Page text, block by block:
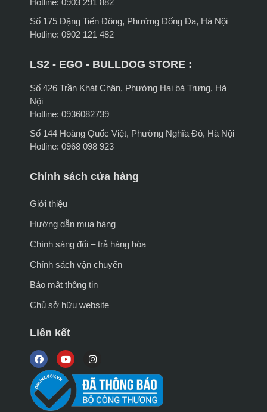
Hotline: 0903 291 882
Số 175 Đặng Tiến Đông, Phường Đống Đa, Hà Nội
Hotline: 0902 121 482
LS2 - EGO - BULLDOG STORE :
Số 426 Trần Khát Chân, Phường Hai bà Trưng, Hà
Nội
Hotline: 0936082739
Số 144 Hoàng Quốc Việt, Phường Nghĩa Đô, Hà Nội
Hotline: 0968 098 923
Chính sách cửa hàng
Giới thiệu
Hướng dẫn mua hàng
Chính sáng đổi – trả hàng hóa
Chính sách vận chuyển
Bảo mật thông tin
Chủ sở hữu website
Liên kết